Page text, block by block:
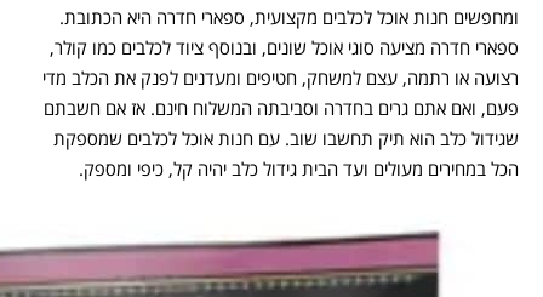
ומחפשים חנות אוכל לכלבים מקצועית, ספארי חדרה היא הכתובת.
ספארי חדרה מציעה סוגי אוכל שונים, ובנוסף ציוד לכלבים כמו קולר,
רצועה או רתמה, עצם למשחק, חטיפים ומעדנים לפנק את הכלב מדי
פעם, ואם אתם גרים בחדרה וסביבתה המשלוח חינם. אז אם חשבתם
שגידול כלב הוא תיק תחשבו שוב. עם חנות אוכל לכלבים שמספקת
הכל במחירים מעולים ועד הבית גידול כלב יהיה קל, כיפי ומספק.